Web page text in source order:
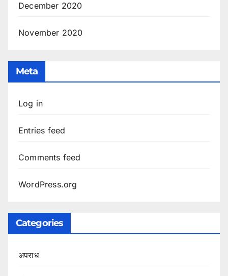
December 2020
November 2020
Meta
Log in
Entries feed
Comments feed
WordPress.org
Categories
अपराध